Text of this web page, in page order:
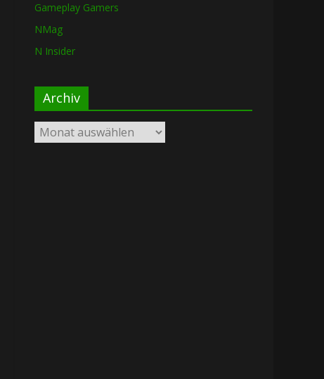
Gameplay Gamers
NMag
N Insider
Archiv
Archiv